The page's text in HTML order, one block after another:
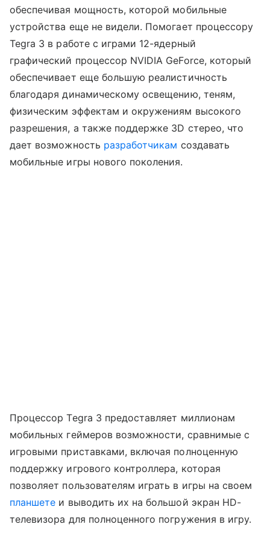
обеспечивая мощность, которой мобильные
устройства еще не видели. Помогает процессору
Tegra 3 в работе с играми 12-ядерный
графический процессор NVIDIA GeForce, который
обеспечивает еще большую реалистичность
благодаря динамическому освещению, теням,
физическим эффектам и окружениям высокого
разрешения, а также поддержке 3D стерео, что
дает возможность разработчикам создавать
мобильные игры нового поколения.
Процессор Tegra 3 предоставляет миллионам
мобильных геймеров возможности, сравнимые с
игровыми приставками, включая полноценную
поддержку игрового контроллера, которая
позволяет пользователям играть в игры на своем
планшете и выводить их на большой экран HD-
телевизора для полноценного погружения в игру.